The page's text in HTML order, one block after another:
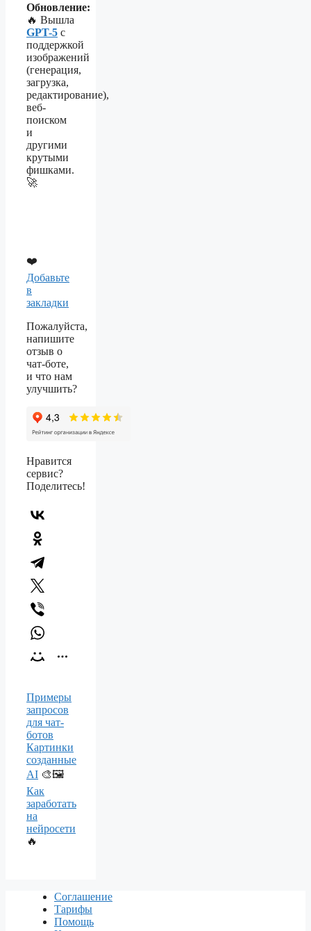
Обновление:
🔥 Вышла
GPT-5 с
поддержкой
изображений
(генерация,
загрузка,
редактирование),
веб-
поиском
и
другими
крутыми
фишками.
🚀
❤️
Добавьте
в
закладки
Пожалуйста,
напишите
отзыв о
чат-боте,
и что нам
улучшить?
Нравится
сервис?
Поделитесь!
Примеры
запросов
для чат-
ботов
Картинки
созданные
AI 🎨🖼️
Как
заработать
на
нейросети
🔥
Соглашение
Тарифы
Помощь